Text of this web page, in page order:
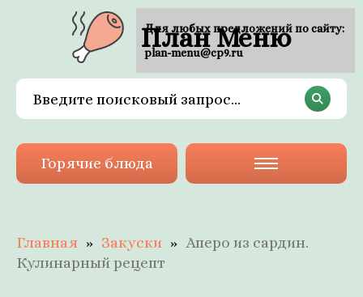
План Меню
Горячие блюда
Главная Закуски
Аперо из сардин.
Кулинарный рецепт
Для любых предложений по сайту:
plan-menu@cp9.ru